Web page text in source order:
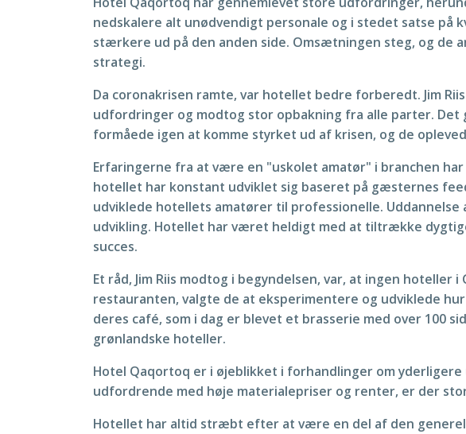
nedskalere alt unødvendigt personale og i stedet satse på
stærkere ud på den anden side. Omsætningen steg, og
strategi.
Da coronakrisen ramte, var hotellet bedre forberedt. Jim
udfordringer og modtog stor opbakning fra alle parter.
formåede igen at komme styrket ud af krisen, og de
Erfaringerne fra at være en "uskolet amatør" i branchen
hotellet har konstant udviklet sig baseret på gæsternes
udviklede hotellets amatører til professionelle.
udvikling. Hotellet har været heldigt med at tiltrække
succes.
Et råd, Jim Riis modtog i begyndelsen, var, at ingen
restauranten, valgte de at eksperimentere og udviklede
deres café, som i dag er blevet et brasserie med over 100
grønlandske hoteller.
Hotel Qaqortoq er i øjeblikket i forhandlinger om
udfordrende med høje materialepriser og renter, er der
Hotellet har altid stræbt efter at være en del af den